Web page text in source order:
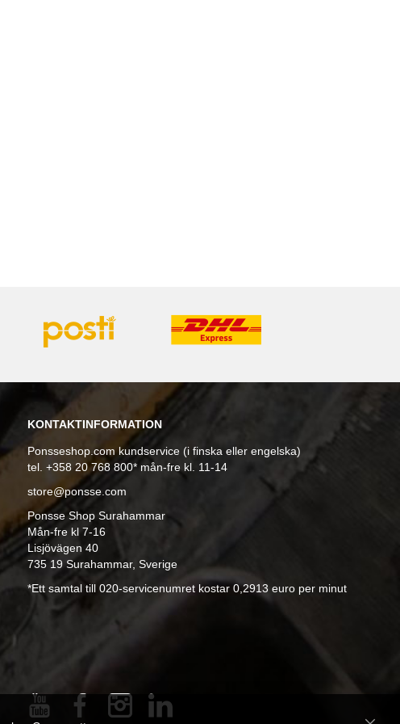
KONTAKTINFORMATION
Ponsseshop.com kundservice (i finska eller engelska)
tel. +358 20 768 800* mån-fre kl. 11-14
store@ponsse.com
Ponsse Shop Surahammar
Mån-fre kl 7-16
Lisjövägen 40
735 19 Surahammar, Sverige
*Ett samtal till 020-servicenumret kostar 0,2913 euro per minut